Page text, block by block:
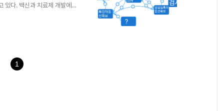
있다. 백신과 치료제 개발에
에 추가 감염 연결고리를 차
어야하는 역량이다. 하지만
1